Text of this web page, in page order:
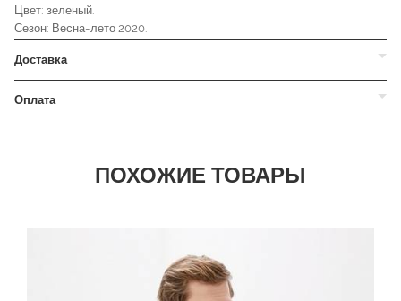
Цвет: зеленый.
Сезон: Весна-лето 2020.
Доставка
Оплата
ПОХОЖИЕ ТОВАРЫ